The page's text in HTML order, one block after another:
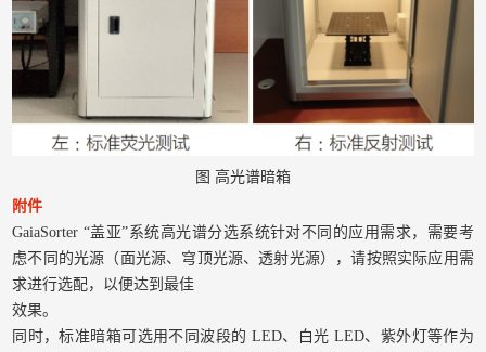
图 高光谱暗箱
附件
GaiaSorter “盖亚”系统高光谱分选系统针对不同的应用需求，需要考
虑不同的光源（面光源、穹顶光源、透射光源），请按照实际应用需
求进行选配，以便达到最佳
效果。
同时，标准暗箱可选用不同波段的 LED、白光 LED、紫外灯等作为